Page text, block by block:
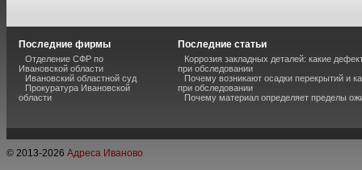
Последние фирмы
Отделение СФР по
Ивановской области
Ивановский областной суд
Прокуратура Ивановской
области
Последние статьи
Коррозия закладных деталей: какие
при обследовании
Почему возникают осадки перекрытий и
при обследовании
Почему материал определяет пределы
© 2013-2026 Адреса Иваново